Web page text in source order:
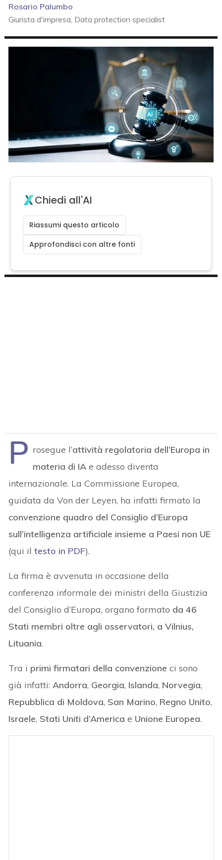
Rosario Palumbo
Giurista d'impresa, Data protection specialist
Chiedi all'AI
Riassumi questo articolo
Approfondisci con altre fonti
P rosegue l’attività regolatoria dell’Europa in
materia di IA e adesso diventa
internazionale. La Commissione Europea,
guidata da Von der Leyen, ha infatti firmato la
convenzione quadro del Consiglio d’Europa
sull’intelligenza artificiale insieme a Paesi non UE
(qui iltesto in PDF).
La firma è avvenuta in occasione della
conferenza informale dei ministri della Giustizia
del Consiglio d’Europa, organo formato da 46
Stati membri oltre agli osservatori, a Vilnius,
Lituania.
Tra i primi firmatari della convenzione ci sono
già infatti:Andorra, Georgia, Islanda, Norvegia,
Repubblica di Moldova, San Marino, Regno Unito,
Israele, Stati Uniti d’America e Unione Europea.